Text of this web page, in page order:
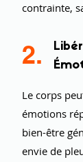
contrainte,
2.
Le corps
émotions
bien-être
envie de